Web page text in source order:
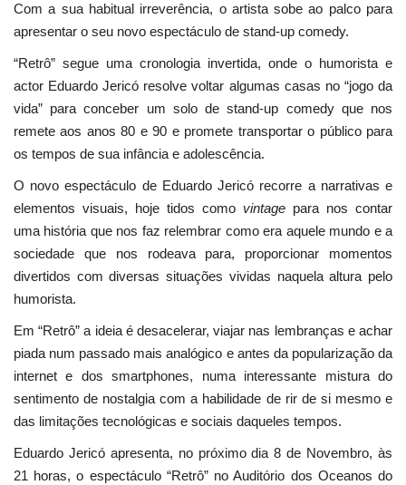
Com a sua habitual irreverência, o artista sobe ao palco para
apresentar o seu novo espectáculo de stand-up comedy.
“Retrô” segue uma cronologia invertida, onde o humorista e
actor Eduardo Jericó resolve voltar algumas casas no “jogo da
vida” para conceber um solo de stand-up comedy que nos
remete aos anos 80 e 90 e promete transportar o público para
os tempos de sua infância e adolescência.
O novo espectáculo de Eduardo Jericó recorre a narrativas e
elementos visuais, hoje tidos como vintage para nos contar
uma história que nos faz relembrar como era aquele mundo e a
sociedade que nos rodeava para, proporcionar momentos
divertidos com diversas situações vividas naquela altura pelo
humorista.
Em “Retrô” a ideia é desacelerar, viajar nas lembranças e achar
piada num passado mais analógico e antes da popularização da
internet e dos smartphones, numa interessante mistura do
sentimento de nostalgia com a habilidade de rir de si mesmo e
das limitações tecnológicas e sociais daqueles tempos.
Eduardo Jericó apresenta, no próximo dia 8 de Novembro, às
21 horas, o espectáculo “Retrô” no Auditório dos Oceanos do